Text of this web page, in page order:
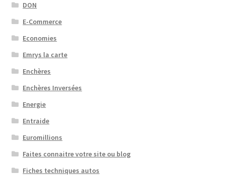
DON
E-Commerce
Economies
Emrys la carte
Enchères
Enchères Inversées
Energie
Entraide
Euromillions
Faites connaitre votre site ou blog
Fiches techniques autos